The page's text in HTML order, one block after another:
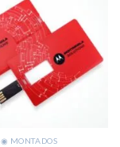
◉ MONTADOS